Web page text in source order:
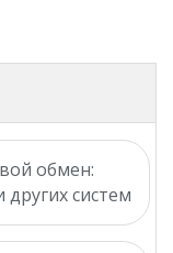
обмен:
систем